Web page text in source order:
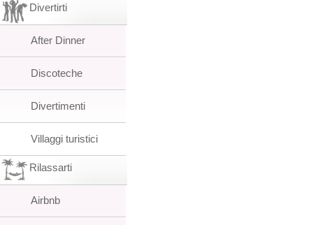
Divertirti
After Dinner
Discoteche
Divertimenti
Villaggi turistici
Rilassarti
Airbnb